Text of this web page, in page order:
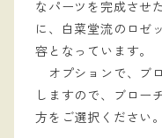
なパーツを完成させ
に、白菜堂流のロゼ
容となっています。
オプションで、ブ
しますので、ブロー
方をご選択ください。